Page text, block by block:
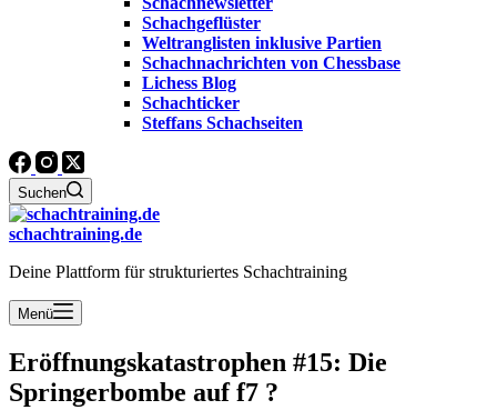
Schachgeflüster
Weltranglisten inklusive Partien
Schachnachrichten von Chessbase
Lichess Blog
Schachticker
Steffans Schachseiten
Suchen
schachtraining.de
Deine Plattform für strukturiertes Schachtraining
Menü
Eröffnungskatastrophen #15: Die
Springerbombe auf f7 ?